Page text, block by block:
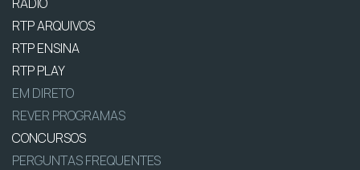
RTP ARQUIVOS
RTP ENSINA
RTP PLAY
EM DIRETO
REVER PROGRAMAS
CONCURSOS
PERGUNTAS FREQUENTES